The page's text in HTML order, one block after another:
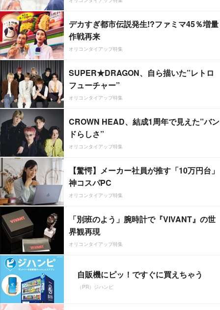
デカすぎ都市伝説発生!?ファミマ45％増量
作戦再来
オリコンタイアップ特集
SUPER★DRAGON、自ら描いた”レトロ
フューチャー”
オリコンタイアップ特集
CROWN HEAD、結成1周年で見えた”バン
ドらしさ”
オリコンタイアップ特集
【驚愕】メーカー社員が推す「10万円台」
神コスパPC
オリコンタイアップ特集
「別班のよう」腕時計で『VIVANT』の世
界観再現
オリコンタイアップ特集
自販機にピッ！ですぐに買えちゃう
（PR）ジハンピ